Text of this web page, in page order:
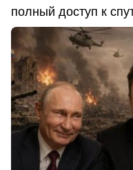
полный доступ к